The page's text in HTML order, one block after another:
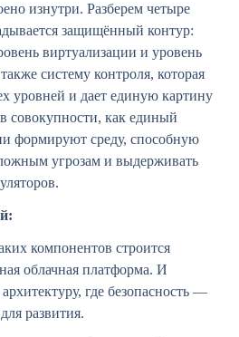
изнутри. Разберем четыре
защищённый контур:
виртуализации и уровень
систему контроля, которая
уровней и дает единую картину
совокупности, как единый
формируют среду, способную
угрозам и выдерживать
компонентов строится
облачная платформа. И
где безопасность —
развития.